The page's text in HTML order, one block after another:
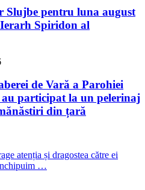
Slujbe pentru luna august
Spiridon al
de Vară a Parohiei
participat la un pelerinaj
din țară
atenția și dragostea către ei
…